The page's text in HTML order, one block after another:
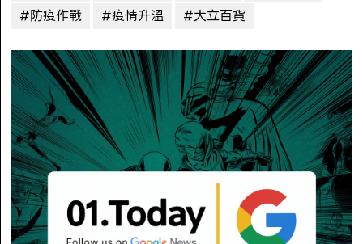
#防疫作戰
#疫情升溫 #大立百貨